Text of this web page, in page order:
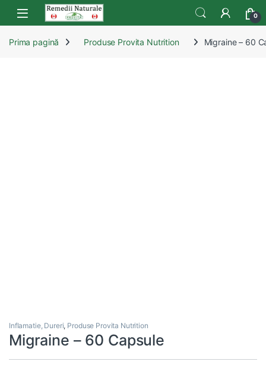
Skip to navigation
Skip to content
Open 0
Prima pagină Produse Provita Nutrition Migraine – 60
Inflamatie, Dureri, Produse Provita Nutrition
Migraine – 60 Capsule